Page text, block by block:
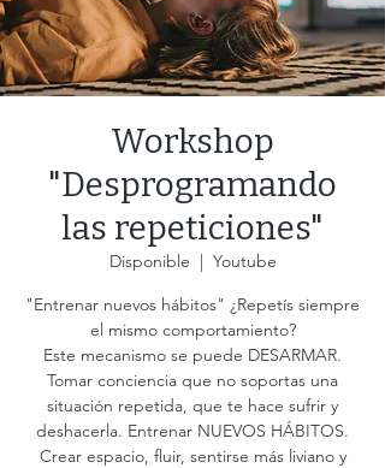
Workshop
"Desprogramando
las repeticiones"
Disponible
  |
Youtube
"Entrenar nuevos hábitos" ¿Repetís siempre
el mismo comportamiento?
Este mecanismo se puede DESARMAR.
Tomar conciencia que no soportas una
situación repetida, que te hace sufrir y
deshacerla. Entrenar NUEVOS HÁBITOS.
Crear espacio, fluir, sentirse más liviano y